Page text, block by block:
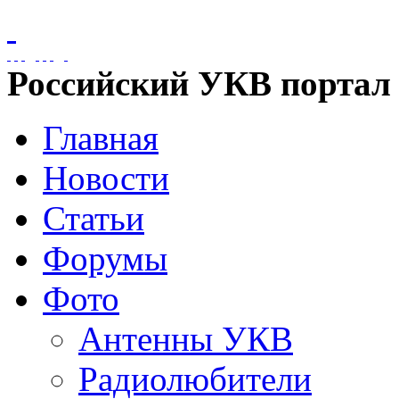
Российский УКВ портал
Главная
Новости
Статьи
Форумы
Фото
Антенны УКВ
Радиолюбители